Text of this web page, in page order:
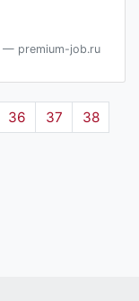
— premium-job.ru
36 37
38